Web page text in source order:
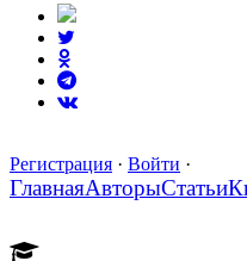
Регистрация · Войти ·
ГлавнаяАвторыСтатьи